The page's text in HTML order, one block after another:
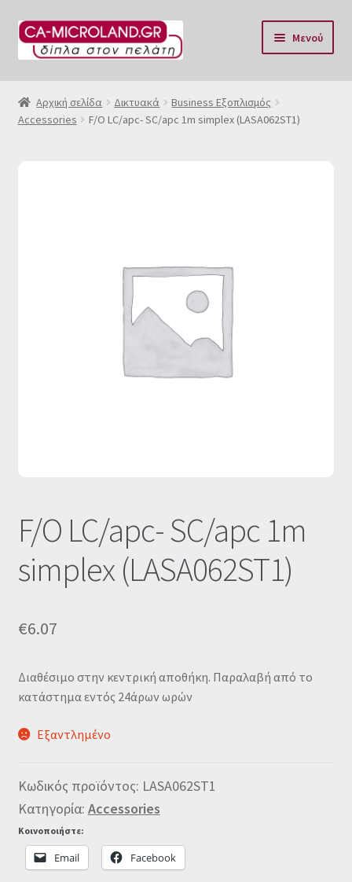
Απευθείας
μετάβαση
Μετάβαση
σε
Μενού
Αρχική
Η Eταιρία μας
Πολιτική επιστροφών
Αρχική σελίδα Δικτυακά
Business Εξοπλισμός
Accessories
F/O LC/apc- SC/apc 1m simplex (LASA062ST1)
F/O LC/apc- SC/apc 1m
simplex (LASA062ST1)
€6.07
Διαθέσιμο στην κεντρική αποθήκη. Παραλαβή από το
κατάστημα εντός 24άρων ωρών
Εξαντλημένο
Κωδικός προϊόντος: LASA062ST1
Κατηγορία: Accessories
Κοινοποιήστε:
Email Facebook